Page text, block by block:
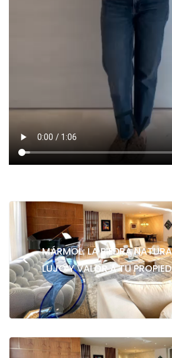
<
MÁRMOL: LA PIEDRA
LUJO Y VALOR A TU